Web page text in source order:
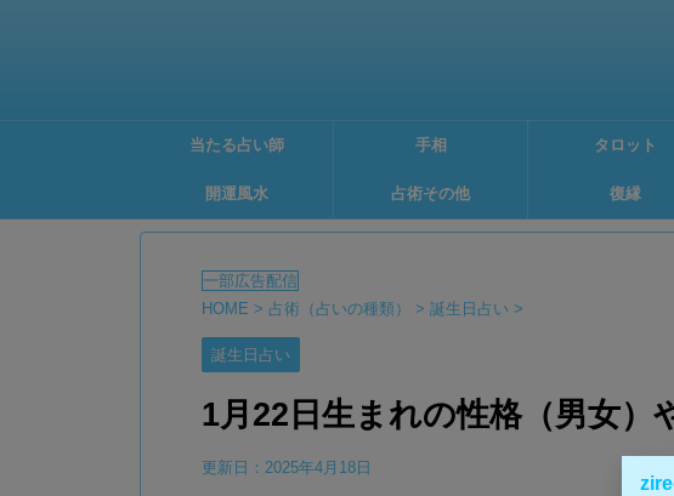
当たる占い師 手相 タロット
開運風水 占術その他 復縁
HOME > 占術（占いの種類） > 誕生日占い >
誕生日占い
1月22日生まれの性格（男女）
更新日： 2025年4月18日